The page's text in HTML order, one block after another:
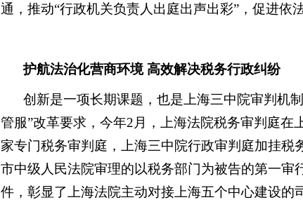
通，推动“行政机关负责人出庭出声出彩”，促进依
护航法治化营商环境 高效解决税务行政纠纷
创新是一项长期课题，也是上海三中院审判机
管服”改革要求，今年2月，上海法院税务审判庭
家专门税务审判庭，上海三中院行政审判庭加挂
市中级人民法院审理的以税务部门为被告的第一
件，彰显了上海法院主动对接上海五个中心建设的